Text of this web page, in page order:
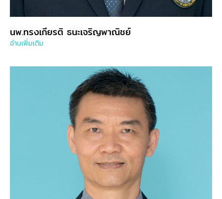
นพ.ทรงเกียรติ ธนะเจริญพาณิชย์
อ่านเพิ่มเติม